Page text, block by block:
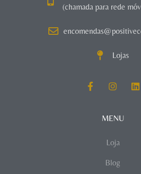
(chamada para rede
Lojas
MENU
Loja
Blog